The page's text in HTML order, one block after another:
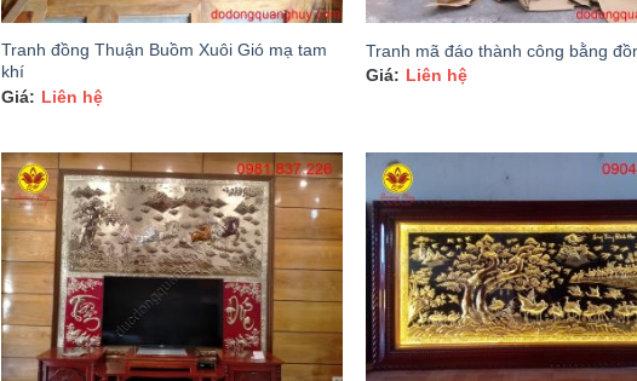
Tranh đồng Thuận Buồm Xuôi Gió mạ tam
khí
Liên hệ
Tranh mã đáo thành công bằng
Liên hệ